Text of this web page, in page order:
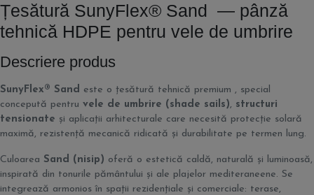
Țesătură SunyFlex® Sand — pânză
tehnică HDPE pentru vele de umbrire
Descriere produs
SunyFlex® Sand este o țesătură tehnică premium , special
concepută pentru vele de umbrire (shade sails), structuri
tensionate și aplicații arhitecturale care necesită protecție solară
maximă, rezistență mecanică ridicată și durabilitate pe termen lung.
Culoarea Sand (nisip) oferă o estetică caldă, naturală și luminoasă,
inspirată din tonurile pământului și ale plajelor mediteraneene. Se
integrează armonios în spații rezidențiale și comerciale: terase,